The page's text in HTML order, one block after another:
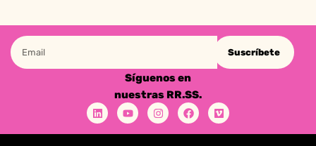
Suscríbete
Síguenos en
nuestras RR.SS.